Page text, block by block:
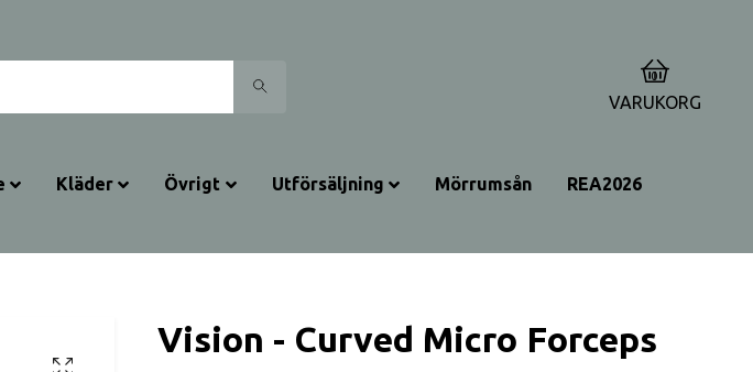
0
VARUKORG
Kläder Övrigt Utförsäljning Mörrumsån REA2026
Vision - Curved Micro Forceps